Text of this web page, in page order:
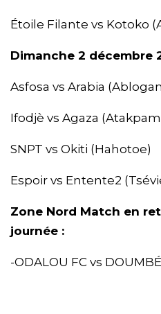
Étoile Filante vs Kotoko
Dimanche 2 décembre
Asfosa vs Arabia
Ifodjè vs Agaza
SNPT vs Okiti (Hahotoe)
Espoir vs Entente2
Zone Nord Match en
journée :
-ODALOU FC vs